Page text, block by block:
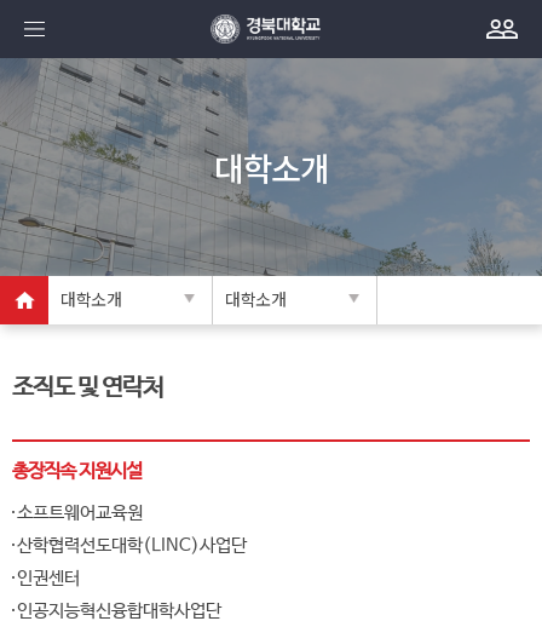
대학소개
대학소개 대학소개
조직도 및 연락처
총장직속 지원시설
소프트웨어교육원
산학협력선도대학(LINC)사업단
인권센터
인공지능혁신융합대학사업단